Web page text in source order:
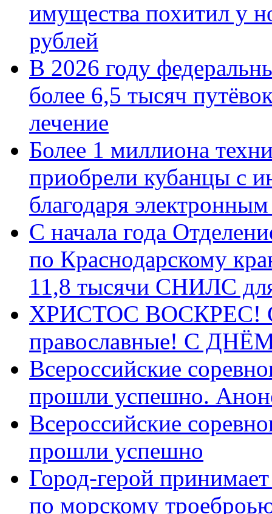
имущества похитил у
рублей
В 2026 году
более 6,5 тысяч
лечение
Более 1 миллиона
приобрели кубанцы с
благодаря
С начала года
по Краснодарскому
11,8 тысячи СНИЛС
ХРИСТОС ВОСКРЕС! С
православные! C
Всероссийские
прошли успешно.
Всероссийские
прошли успешно
Город-герой
по морскому